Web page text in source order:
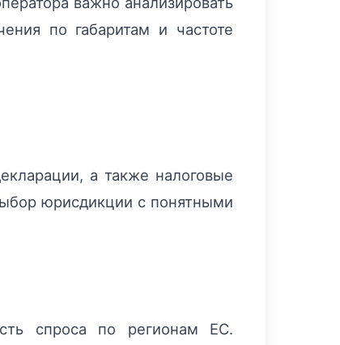
по габаритам и частоте
а также налоговые
юрисдикции с понятными
спроса по регионам ЕС.